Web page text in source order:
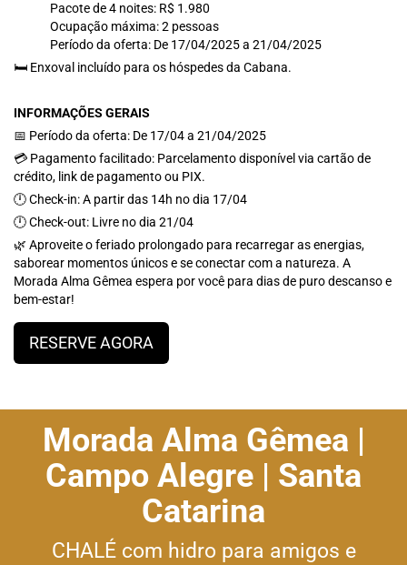
Pacote de 4 noites: R$ 1.980
Ocupação máxima: 2 pessoas
Período da oferta: De 17/04/2025 a 21/04/2025
🛏 Enxoval incluído para os hóspedes da Cabana.
INFORMAÇÕES GERAIS
📅 Período da oferta: De 17/04 a 21/04/2025
💳 Pagamento facilitado: Parcelamento disponível via cartão de
crédito, link de pagamento ou PIX.
🕛 Check-in: A partir das 14h no dia 17/04
🕛 Check-out: Livre no dia 21/04
🌿 Aproveite o feriado prolongado para recarregar as energias,
saborear momentos únicos e se conectar com a natureza. A
Morada Alma Gêmea espera por você para dias de puro descanso e
bem-estar!
RESERVE AGORA
Morada Alma Gêmea |
Campo Alegre | Santa
Catarina
CHALÉ com hidro para amigos e